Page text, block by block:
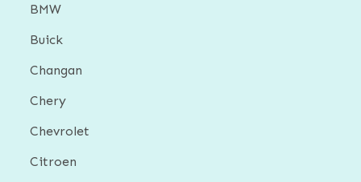
BMW
Buick
Changan
Chery
Chevrolet
Citroen